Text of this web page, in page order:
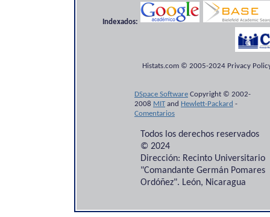
Indexados:
Histats.com © 2005-2024 Privacy
DSpace Software Copyright © 2002-
2008 MITand Hewlett-Packard -
Comentarios
Todos los derechos reservados
© 2024
Dirección: Recinto Universitario
"Comandante Germán Pomares
Ordóñez". León, Nicaragua